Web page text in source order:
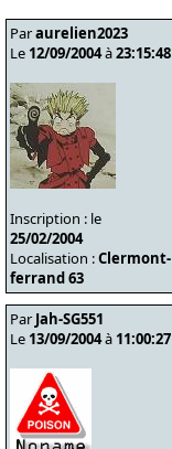
Paraurelien2023
Le 12/09/2004à23:15:48
Inscription : le
25/02/2004
Localisation :Clermont-
ferrand 63
Par Jah-SG551
Le 13/09/2004à 11:00:27